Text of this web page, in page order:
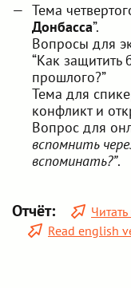
Тема
Донбасса”.
Вопросы для
“Как защитить
прошлого?”
Тема для
конфликт и
Вопрос для
вспомнить
вспоминать?”.
Отчёт:
Read english